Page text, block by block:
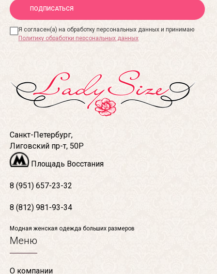
ПОДПИСАТЬСЯ
Я согласен(а) на обработку персональных данных и принимаю
Политику обработки персональных данных
Санкт-Петербург,
Лиговский пр-т, 50Р
Площадь Восстания
8 (951) 657-23-32
8 (812) 981-93-34
Модная женская одежда больших размеров
Меню
О компании